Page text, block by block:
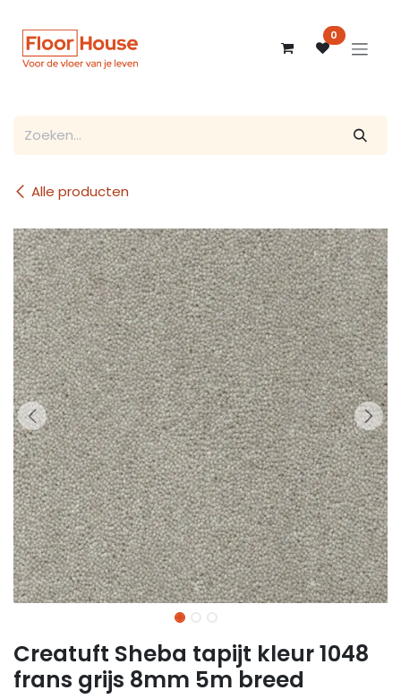
0
Alle producten
Creatuft Sheba tapijt kleur 1048
frans grijs 8mm 5m breed